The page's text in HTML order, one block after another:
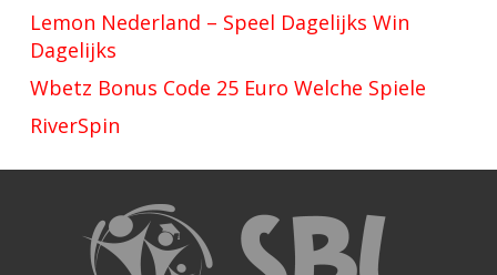
Lemon Nederland – Speel Dagelijks Win
Dagelijks
Wbetz Bonus Code 25 Euro Welche Spiele
RiverSpin